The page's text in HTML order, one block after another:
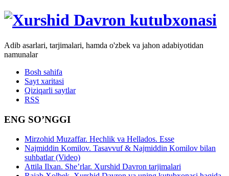
Adib asarlari, tarjimalari, hamda o'zbek va jahon adabiyotidan
namunalar
Bosh sahifa
Sayt xaritasi
Qiziqarli saytlar
RSS
ENG SO’NGGI
Mirzohid Muzaffar. Hechlik va Hellados. Esse
Najmiddin Komilov. Tasavvuf & Najmiddin Komilov bilan
suhbatlar (Video)
Attila Ilxan. She’rlar. Xurshid Davron tarjimalari